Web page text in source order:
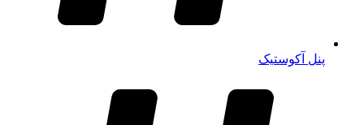
پنل آکوستیک